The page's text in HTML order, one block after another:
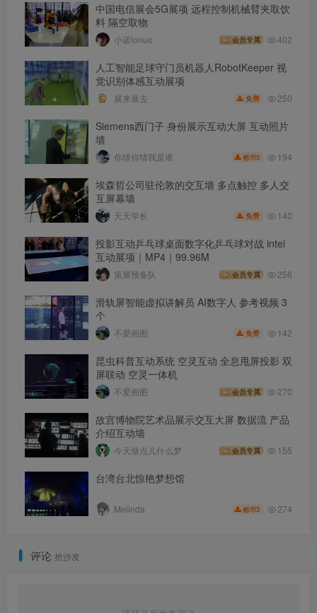
中国电信展会5G展项 远程控制机械臂夹取饮
料 隔空取物
小诺lonuo 会员专属 402
人工智能足球守门员机器人RobotKeeper 视
觉识别体感互动展项
展来展去 免费 250
Siemens西门子 身份展示互动大屏 互动照片
墙
你猜你猜我是谁 酷币5 194
埃森哲公司驻伦敦的交互墙 多点触控 多人交
互屏幕墙
天天学长 免费 140
投影互动乒乓球桌面数字化乒乓球对战 intel
互动展项｜MP4｜99.96M
策展预备队 会员专属 256
滑轨屏智能虚拟讲解员 AI数字人 参考视频 3
个
不爱画图 免费 142
昆虫科普互动系统 空灵互动 全息甩屏投影 双
屏联动 空灵一体机
不爱画图 会员专属 270
故宫博物院艺术品展示交互大屏 数据流 产品
介绍互动墙
今天做点儿什么梦 会员专属 155
台湾台北惊艳梦想馆
Melinda 酷币3 274
评论 抢沙发